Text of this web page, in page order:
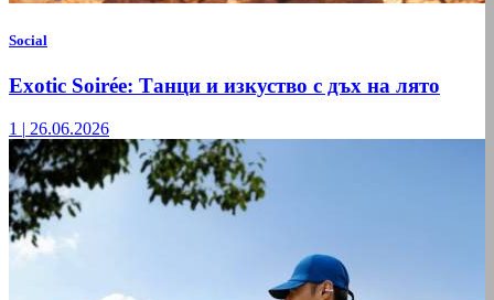
Social
Exotic Soirée: Танци и изкуство с дъх на лято
1 | 26.06.2026